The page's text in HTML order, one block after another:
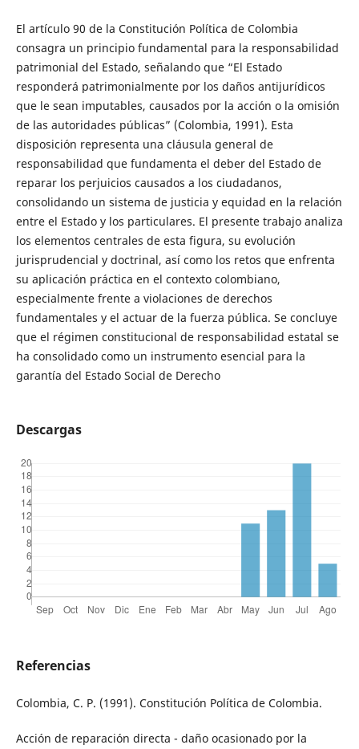
El artículo 90 de la Constitución Política de Colombia
consagra un principio fundamental para la responsabilidad
patrimonial del Estado, señalando que “El Estado
responderá patrimonialmente por los daños antijurídicos
que le sean imputables, causados por la acción o la omisión
de las autoridades públicas” (Colombia, 1991). Esta
disposición representa una cláusula general de
responsabilidad que fundamenta el deber del Estado de
reparar los perjuicios causados a los ciudadanos,
consolidando un sistema de justicia y equidad en la relación
entre el Estado y los particulares. El presente trabajo analiza
los elementos centrales de esta figura, su evolución
jurisprudencial y doctrinal, así como los retos que enfrenta
su aplicación práctica en el contexto colombiano,
especialmente frente a violaciones de derechos
fundamentales y el actuar de la fuerza pública. Se concluye
que el régimen constitucional de responsabilidad estatal se
ha consolidado como un instrumento esencial para la
garantía del Estado Social de Derecho
Descargas
Referencias
Colombia, C. P. (1991). Constitución Política de Colombia.
Acción de reparación directa - daño ocasionado por la